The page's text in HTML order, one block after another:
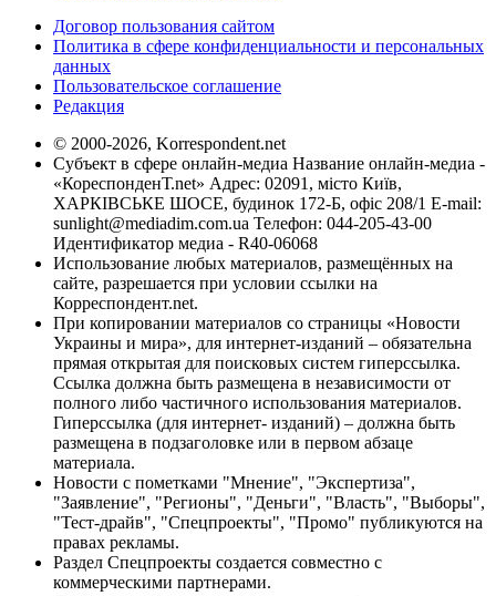
Договор пользования сайтом
Политика в сфере конфиденциальности и персональных
данных
Пользовательское соглашение
Редакция
© 2000-2026, Korrespondent.net
Субъект в сфере онлайн-медиа Название онлайн-медиа -
«КореспонденТ.net» Адрес: 02091, місто Київ,
ХАРКІВСЬКЕ ШОСЕ, будинок 172-Б, офіс 208/1 E-mail:
sunlight@mediadim.com.ua Телефон: 044-205-43-00
Идентификатор медиа - R40-06068
Использование любых материалов, размещённых на
сайте, разрешается при условии ссылки на
Корреспондент.net.
При копировании материалов со страницы «Новости
Украины и мира», для интернет-изданий – обязательна
прямая открытая для поисковых систем гиперссылка.
Ссылка должна быть размещена в независимости от
полного либо частичного использования материалов.
Гиперссылка (для интернет- изданий) – должна быть
размещена в подзаголовке или в первом абзаце
материала.
Новости с пометками "Мнение", "Экспертиза",
"Заявление", "Регионы", "Деньги", "Власть", "Выборы",
"Тест-драйв", "Спецпроекты", "Промо" публикуются на
правах рекламы.
Раздел Спецпроекты создается совместно с
коммерческими партнерами.